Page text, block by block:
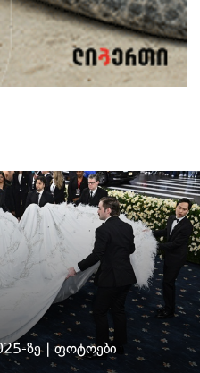
ზე | ფოტოები